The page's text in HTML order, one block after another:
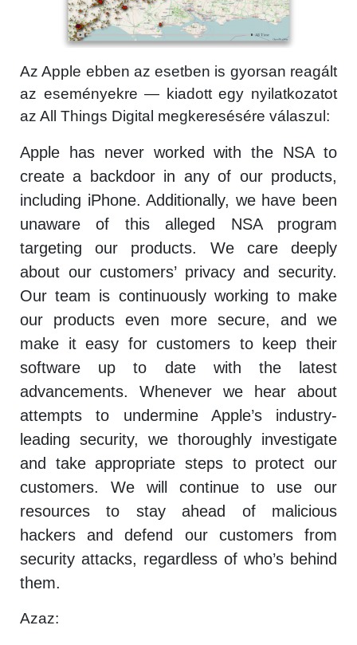
Az Apple ebben az esetben is gyorsan reagált
az eseményekre — kiadott egy nyilatkozatot
az All Things Digital megkeresésére válaszul:
Apple has never worked with the NSA to
create a backdoor in any of our products,
including iPhone. Additionally, we have been
unaware of this alleged NSA program
targeting our products. We care deeply
about our customers’ privacy and security.
Our team is continuously working to make
our products even more secure, and we
make it easy for customers to keep their
software up to date with the latest
advancements. Whenever we hear about
attempts to undermine Apple’s industry-
leading security, we thoroughly investigate
and take appropriate steps to protect our
customers. We will continue to use our
resources to stay ahead of malicious
hackers and defend our customers from
security attacks, regardless of who’s behind
them.
Azaz: